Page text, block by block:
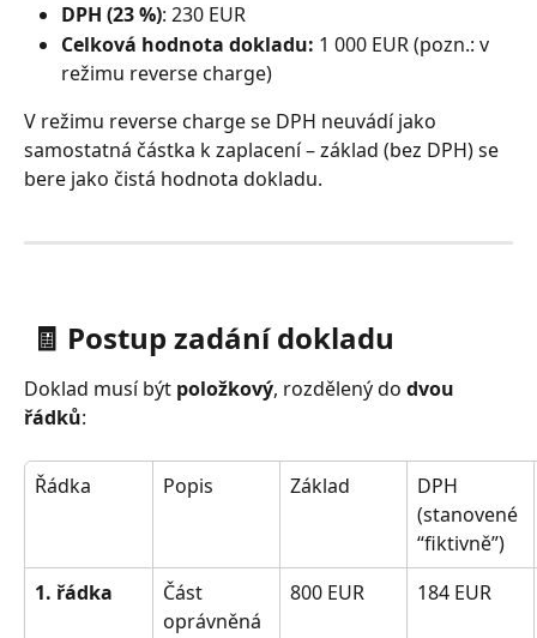
DPH (23 %): 230 EUR
Celková hodnota dokladu: 1 000 EUR (pozn.: v
režimu reverse charge)
V režimu reverse charge se DPH neuvádí jako
samostatná částka k zaplacení – základ (bez DPH) se
bere jako čistá hodnota dokladu.
🧾 Postup zadání dokladu
Doklad musí být položkový, rozdělený do dvou
řádků:
Řádka Popis Základ
DPH
(stanovené
“fiktivně”)
1. řádka
Část
oprávněná
800 EUR 184 EUR